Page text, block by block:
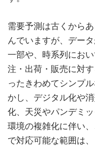
需要予測は古くから
んでいますが、デー
一部や、時系列にお
注・出荷・販売に対
ったきわめてシンプ
かし、デジタル化や
化、天災やパンデミ
環境の複雑化に伴い
で対応可能な範囲は